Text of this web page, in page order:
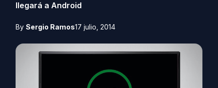
llegará a Android
By Sergio Ramos17 julio, 2014